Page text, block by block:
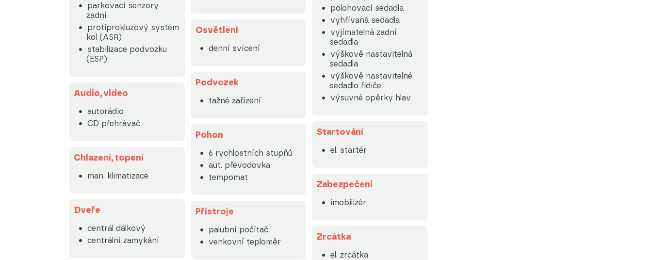
parkovací senzory
zadní
protiprokluzový systém
kol (ASR)
stabilizace podvozku
(ESP)
Audio, video
autorádio
CD přehrávač
Chlazení, topení
man. klimatizace
Dveře
centrál dálkový
centrální zamykání
Osvětlení
denní svícení
Podvozek
tažné zařízení
Pohon
6 rychlostních stupňů
aut. převodovka
tempomat
Přístroje
palubní počítač
venkovní teploměr
polohovací sedadla
vyhřívaná sedadla
vyjímatelná zadní
sedadla
výškově nastavitelná
sedadla
výškově nastavitelné
sedadlo řidiče
výsuvné opěrky hlav
Startování
el. startér
Zabezpečení
imobilizér
Zrcátka
el. zrcátka